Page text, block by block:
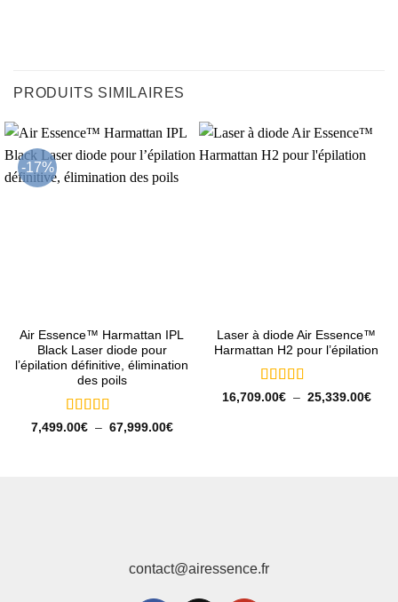
PRODUITS SIMILAIRES
-17%
Air Essence™ Harmattan IPL
Black Laser diode pour
l’épilation définitive, élimination
des poils
Note5 sur 5
7,499.00€ – 67,999.00€Plage
Laser à diode Air Essence™
Harmattan H2 pour l’épilation
Note 5sur 5
16,709.00€ – 25,339.00€
contact@airessence.fr